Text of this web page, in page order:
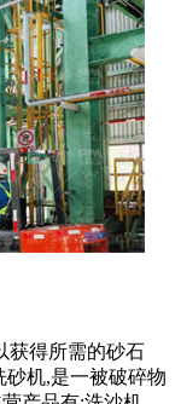
获得所需的砂石
机,是一被破碎物